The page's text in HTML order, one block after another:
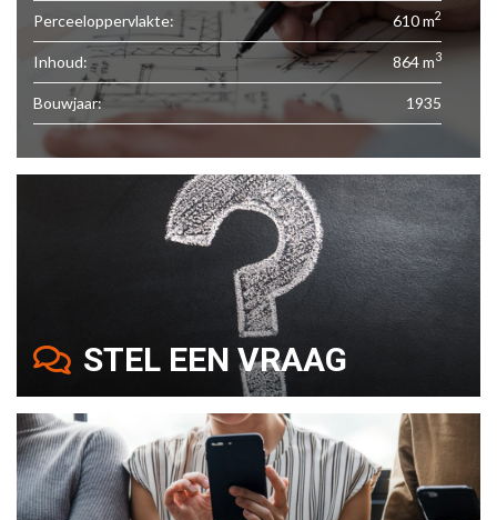
Perceeloppervlakte: 610 m2
Inhoud: 864 m3
Bouwjaar: 1935
STEL EEN VRAAG